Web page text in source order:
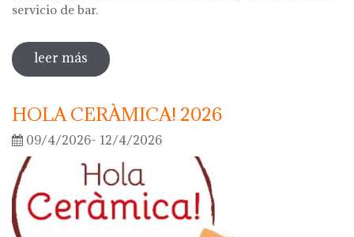
servicio de bar.
leer más sobre noche de los museos 2026
HOLA CERÀMICA! 2026
09/4/2026- 12/4/2026